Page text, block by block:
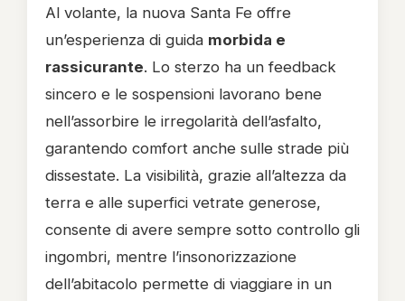
Al volante, la nuova Santa Fe offre
un’esperienza di guida morbida e
rassicurante. Lo sterzo ha un feedback
sincero e le sospensioni lavorano bene
nell’assorbire le irregolarità dell’asfalto,
garantendo comfort anche sulle strade più
dissestate. La visibilità, grazie all’altezza da
terra e alle superfici vetrate generose,
consente di avere sempre sotto controllo gli
ingombri, mentre l’insonorizzazione
dell’abitacolo permette di viaggiare in un